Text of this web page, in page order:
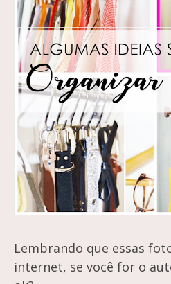
Lembrando que essas
internet, se você for o